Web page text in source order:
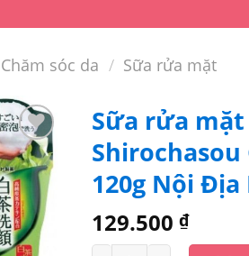
Chăm sóc da / Sữa rửa mặt
Sữa rửa
Shirochasou
120g Nội
129.500 ₫